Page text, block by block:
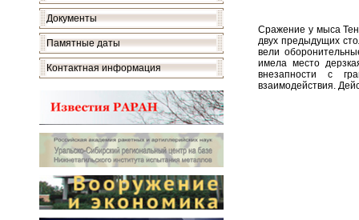
Документы
Памятные даты
Контактная информация
Сражение у мыса
двух предыдущих
вели
имела место
внезапности с
взаимодействия.